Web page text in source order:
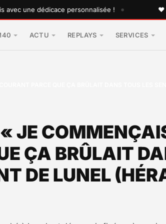
une dédicace personnalisée ! • ♥
ACTU REPLAYS SERVICES
JE
ÇA BRÛLAIT
DE LUNEL